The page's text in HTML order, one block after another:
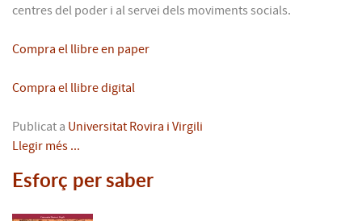
centres del poder i al servei dels moviments socials.
Compra el llibre en paper
Compra el llibre digital
Publicat a Universitat Rovira i Virgili
Llegir més ...
Esforç per saber